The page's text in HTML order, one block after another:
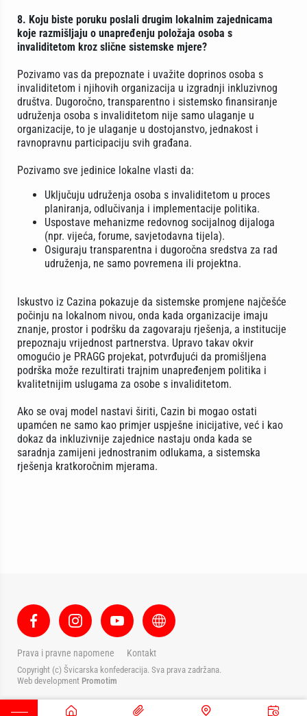
8. Koju biste poruku poslali drugim lokalnim zajednicama
koje razmišljaju o unapređenju položaja osoba s
invaliditetom kroz slične sistemske mjere?
Pozivamo vas da prepoznate i uvažite doprinos osoba s
invaliditetom i njihovih organizacija u izgradnji inkluzivnog
društva. Dugoročno, transparentno i sistemsko finansiranje
udruženja osoba s invaliditetom nije samo ulaganje u
organizacije, to je ulaganje u dostojanstvo, jednakost i
ravnopravnu participaciju svih građana.
Pozivamo sve jedinice lokalne vlasti da:
Uključuju udruženja osoba s invaliditetom u proces
planiranja, odlučivanja i implementacije politika.
Uspostave mehanizme redovnog socijalnog dijaloga
(npr. vijeća, forume, savjetodavna tijela).
Osiguraju transparentna i dugoročna sredstva za rad
udruženja, ne samo povremena ili projektna.
Iskustvo iz Cazina pokazuje da sistemske promjene najčešće
počinju na lokalnom nivou, onda kada organizacije imaju
znanje, prostor i podršku da zagovaraju rješenja, a institucije
prepoznaju vrijednost partnerstva. Upravo takav okvir
omogućio je PRAGG projekat, potvrđujući da promišljena
podrška može rezultirati trajnim unapređenjem politika i
kvalitetnijim uslugama za osobe s invaliditetom.
Ako se ovaj model nastavi širiti, Cazin bi mogao ostati
upamćen ne samo kao primjer uspješne inicijative, već i kao
dokaz da inkluzivnije zajednice nastaju onda kada se
saradnja zamijeni jednostranim odlukama, a sistemska
rješenja kratkoročnim mjerama.
Prava i pravne napomene Kontakt
Copyright (c) Švicarska konfederacija. Sva prava zadržana.
Web development Promotim